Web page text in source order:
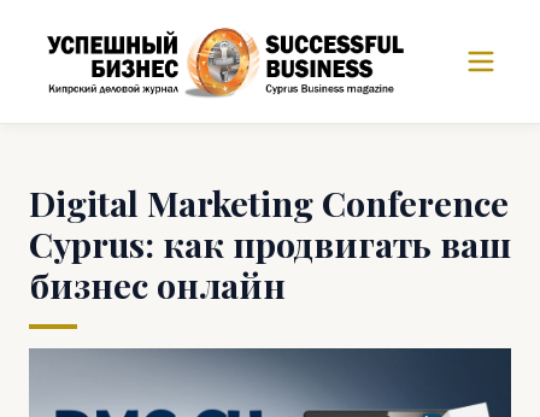
Digital Marketing Conference
Cyprus: как продвигать ваш
бизнес онлайн